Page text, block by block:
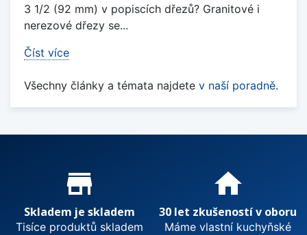
3 1/2 (92 mm) v popiscích dřezů? Granitové i
nerezové dřezy se...
Číst více
Všechny články a témata najdete v naší poradně.
Proč nakupovat u nás?
store_mall_directory
Skladem je skladem
Tisíce produktů skladem
home
30 let zkušeností v oboru
Máme vlastní kuchyňské